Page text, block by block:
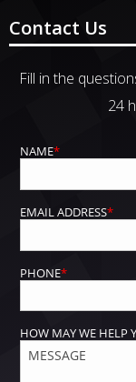
Contact Us
Fill in the
24